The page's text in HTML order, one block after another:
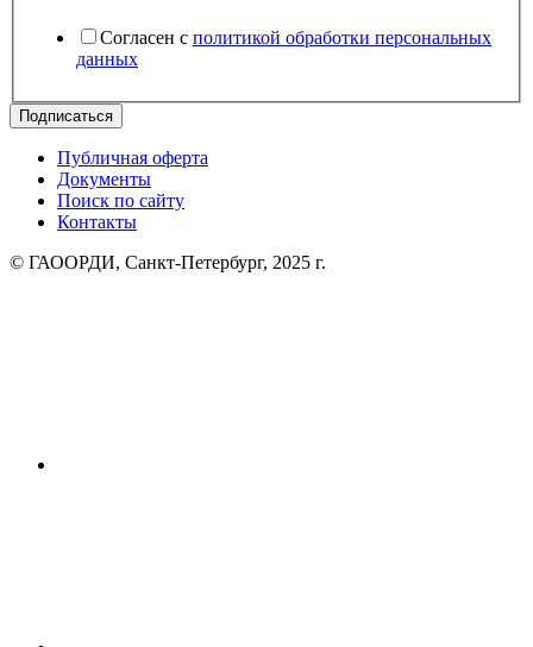
Согласен с политикой обработки персональных
данных
Подписаться
Публичная оферта
Документы
Поиск по сайту
Контакты
© ГАООРДИ, Санкт-Петербург, 2025 г.